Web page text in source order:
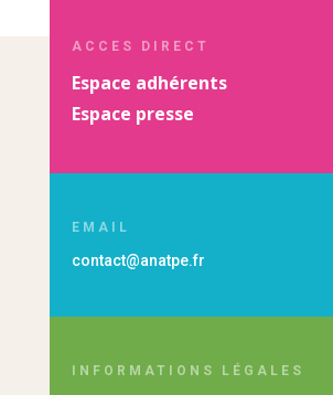
ACCES DIRECT
Espace adhérents
Espace presse
EMAIL
contact@anatpe.fr
INFORMATIONS LÉGALES